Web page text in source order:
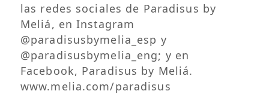
las redes sociales de Paradisus by
Meliá, en Instagram
@paradisusbymelia_esp y
@paradisusbymelia_eng; y en
Facebook, Paradisus by Meliá.
www.melia.com/paradisus